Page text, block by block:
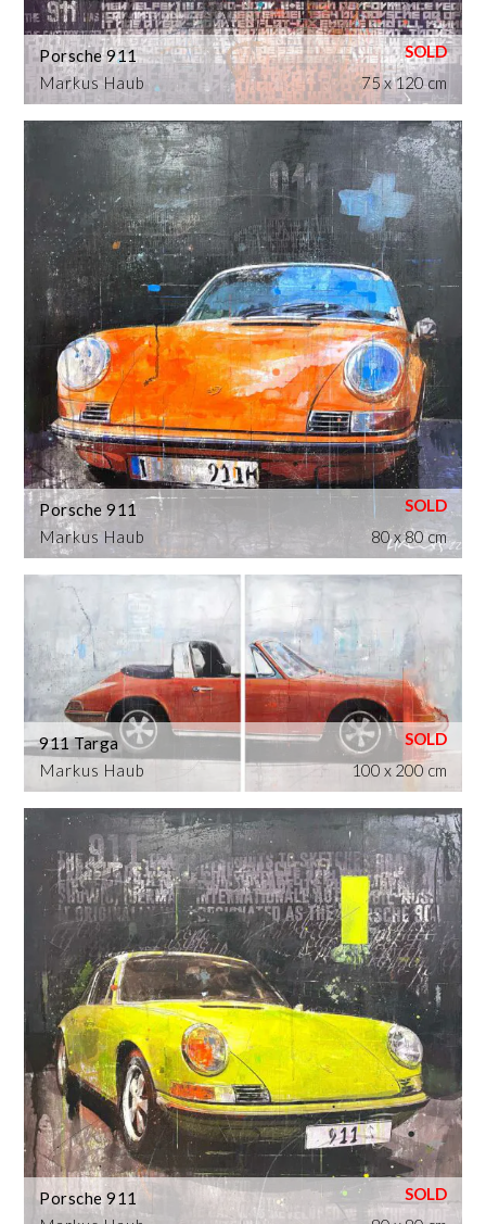
Markus Haub
Porsche 911
75 x 120 cm
Markus Haub
Porsche 911
80 x 80 cm
Markus Haub
911 Targa
100 x 200 cm
Porsche 911